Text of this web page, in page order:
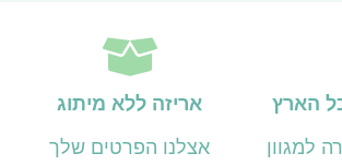
הארץ
למגוון
אריזה ללא מיתוג
אצלנו הפרטים שלך